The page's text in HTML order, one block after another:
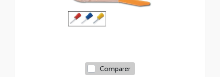
Comparer